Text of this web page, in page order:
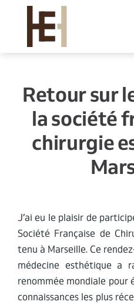
Aller au contenu principal
Dr Eburdery
Chirurgie esthétique
Simulation 3D
Actualités
Tarifs
Retour sur
la société
chirurgie
J’ai eu le plaisir de
Société Française de
tenu à Marseille. Ce
médecine esthétique a
renommée mondiale pour
connaissances les plus